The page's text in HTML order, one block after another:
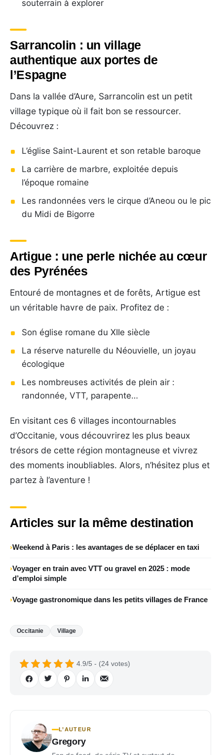
souterrain à explorer
Sarrancolin : un village
authentique aux portes de
l’Espagne
Dans la vallée d’Aure, Sarrancolin est un petit
village typique où il fait bon se ressourcer.
Découvrez :
L’église Saint-Laurent et son retable baroque
La carrière de marbre, exploitée depuis
l’époque romaine
Les randonnées vers le cirque d’Aneou ou le pic
du Midi de Bigorre
Artigue : une perle nichée au cœur
des Pyrénées
Entouré de montagnes et de forêts, Artigue est
un véritable havre de paix. Profitez de :
Son église romane du XIIe siècle
La réserve naturelle du Néouvielle, un joyau
écologique
Les nombreuses activités de plein air :
randonnée, VTT, parapente…
En visitant ces 6 villages incontournables
d’Occitanie, vous découvrirez les plus beaux
trésors de cette région montagneuse et vivrez
des moments inoubliables. Alors, n’hésitez plus et
partez à l’aventure !
Articles sur la même destination
Weekend à Paris : les avantages de se déplacer en taxi
Voyager en train avec VTT ou gravel en 2025 : mode
d’emploi simple
Voyage gastronomique dans les petits villages de France
Occitanie Village
4.9/5 - (24 votes)
L’AUTEUR
Gregory